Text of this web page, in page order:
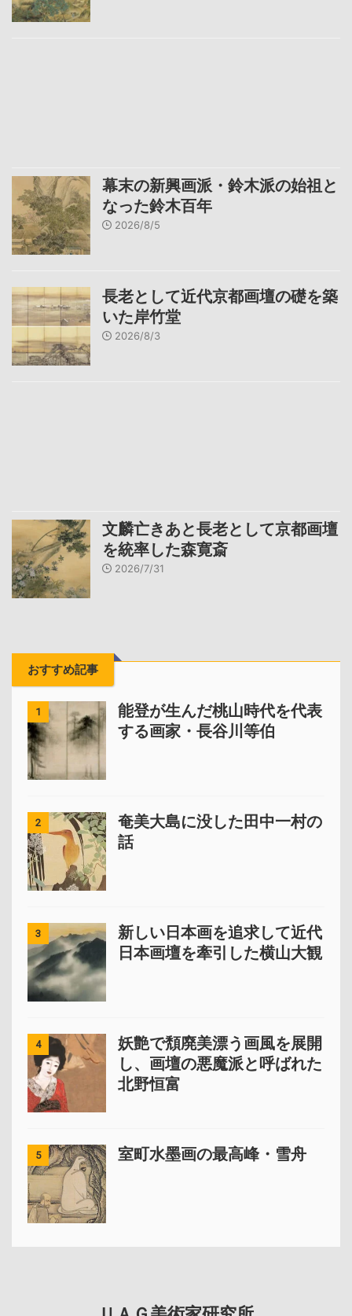
幕末の新興画派・鈴木派の始祖と
なった鈴木百年
2026/8/5
長老として近代京都画壇の礎を築
いた岸竹堂
2026/8/3
文麟亡きあと長老として京都画壇
を統率した森寛斎
2026/7/31
おすすめ記事
1
能登が生んだ桃山時代を代表
する画家・長谷川等伯
2
奄美大島に没した田中一村の
話
3
新しい日本画を追求して近代
日本画壇を牽引した横山大観
4
妖艶で頽廃美漂う画風を展開
し、画壇の悪魔派と呼ばれた
北野恒富
5 室町水墨画の最高峰・雪舟